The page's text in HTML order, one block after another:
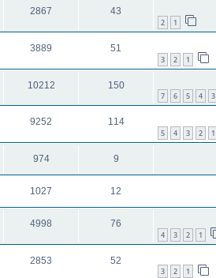
1
2
43
2867
1
2
3
51
3889
3
4
5
6
7
150
10212
1
2
3
4
5
114
9252
9
974
12
1027
1
2
3
4
76
4998
1
2
3
52
2853